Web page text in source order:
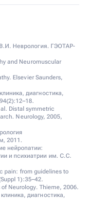
Неврология. ГЭОТАР-
and Neuromuscular
Elsevier Saunders,
диагностика,
al. Distal symmetric
Neurology, 2005,
2011.
нейропатии:
и психиатрии им. С.С.
pain: from guidelines to
1):35–42.
Neurology. Thieme, 2006.
диагностика,